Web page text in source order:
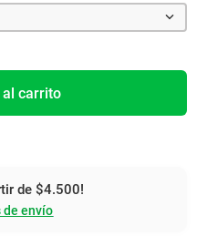
carrito
de $4.500!
de envío